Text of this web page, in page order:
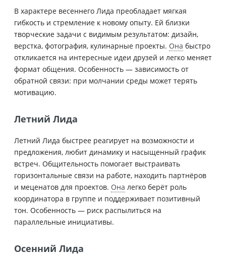
В характере весеннего Лида преобладает мягкая
гибкость и стремление к новому опыту. Ей близки
творческие задачи с видимым результатом: дизайн,
верстка, фотография, кулинарные проекты. Она быстро
откликается на интересные идеи друзей и легко меняет
формат общения. Особенность — зависимость от
обратной связи: при молчании среды может терять
мотивацию.
Летний Лида
Летний Лида быстрее реагирует на возможности и
предложения, любит динамику и насыщенный график
встреч. Общительность помогает выстраивать
горизонтальные связи на работе, находить партнёров
и меценатов для проектов. Она легко берёт роль
координатора в группе и поддерживает позитивный
тон. Особенность — риск распылиться на
параллельные инициативы.
Осенний Лида